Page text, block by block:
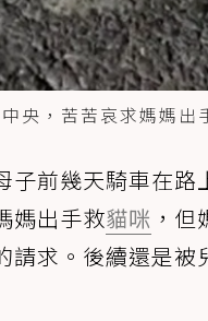
央，苦苦哀求媽媽出
子前幾天騎車在
媽出手救貓咪 ，
請求。後續還是被